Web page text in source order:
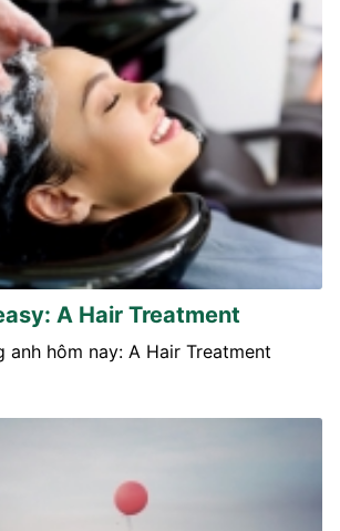
A Hair Treatment
anh hôm nay: A Hair Treatment